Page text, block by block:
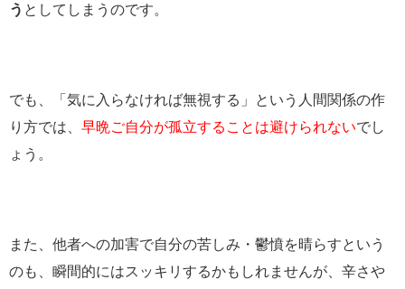
う としてしまうのです。
でも、「気に入らなければ無視する」という人間関係の作
り方では、 早晩ご自分が孤立することは避けられないでし
ょう。
また、他者への加害で自分の苦しみ・鬱憤を晴らすという
のも、瞬間的にはスッキリするかもしれませんが、辛さや